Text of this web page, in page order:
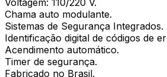
Chama auto modulante.
Sistemas de Segurança Integrados.
Identificação digital de códigos de
Acendimento automático.
Timer de segurança.
Fabricado no Brasil.